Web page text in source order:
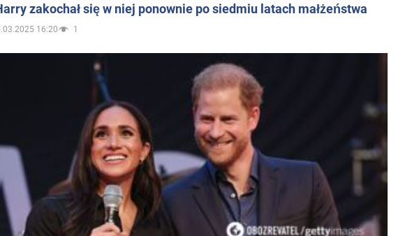
zakochał się w niej ponownie po siedmiu latach małżeństwa
16:20 1